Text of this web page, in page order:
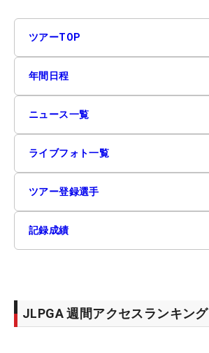
ツアーTOP
年間日程
ニュース一覧
ライブフォト一覧
ツアー登録選手
記録成績
JLPGA 週間アクセスランキング